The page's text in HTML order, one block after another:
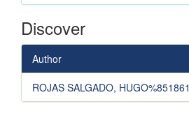
Discover
Author
ROJAS SALGADO, HUGO%851861